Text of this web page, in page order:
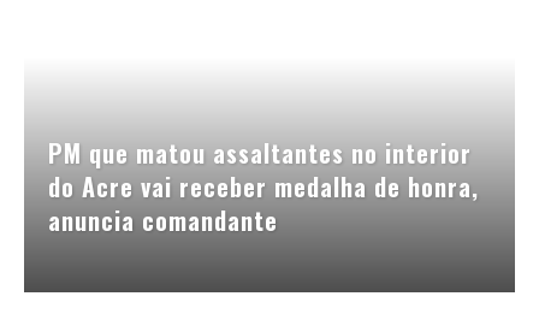
PM que matou assaltantes no interior
do Acre vai receber medalha de honra,
anuncia comandante